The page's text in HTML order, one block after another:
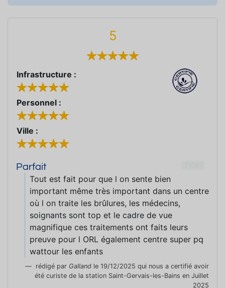
5
Infrastructure :
Personnel :
Ville :
Parfait
Tout est fait pour que l on sente bien
important même très important dans un centre
où l on traite les brûlures, les médecins,
soignants sont top et le cadre de vue
magnifique ces traitements ont faits leurs
preuve pour l ORL également centre super pq
wattour les enfants
rédigé par Galland le 19/12/2025 qui nous a certifié avoir
été curiste de la station Saint-Gervais-les-Bains en Juillet
2025